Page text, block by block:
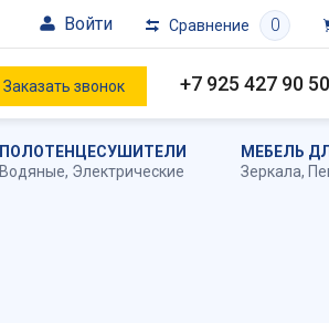
Войти Сравнение 0
Заказать звонок +7 925 427 90 50
ПОЛОТЕНЦЕСУШИТЕЛИ
Водяные, Электрические
МЕБЕЛЬ
Зеркала,